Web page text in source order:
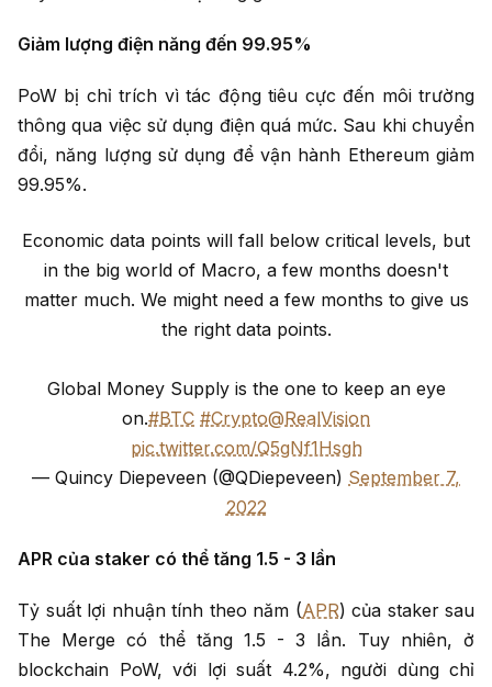
Giảm lượng điện năng đến 99.95%
PoW bị chỉ trích vì tác động tiêu cực đến môi trường
thông qua việc sử dụng điện quá mức. Sau khi chuyển
đổi, năng lượng sử dụng để vận hành Ethereum giảm
99.95%.
Economic data points will fall below critical levels, but
in the big world of Macro, a few months doesn't
matter much. We might need a few months to give us
the right data points.
Global Money Supply is the one to keep an eye
on.#BTC #Crypto@RealVision
pic.twitter.com/Q5gNf1Hsgh
— Quincy Diepeveen (@QDiepeveen) September 7,
2022
APR của staker có thể tăng 1.5 - 3 lần
Tỷ suất lợi nhuận tính theo năm (APR) của staker sau
The Merge có thể tăng 1.5 - 3 lần. Tuy nhiên, ở
blockchain PoW, với lợi suất 4.2%, người dùng chỉ